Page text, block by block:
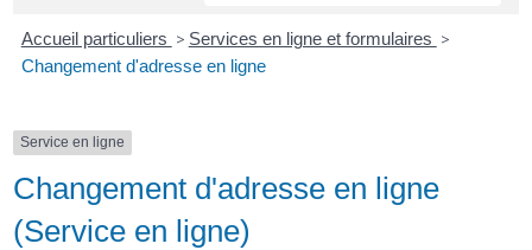
Accueil particuliers > Services en ligne et formulaires >
Changement d'adresse en ligne
Service en ligne
Changement d'adresse en ligne
(Service en ligne)